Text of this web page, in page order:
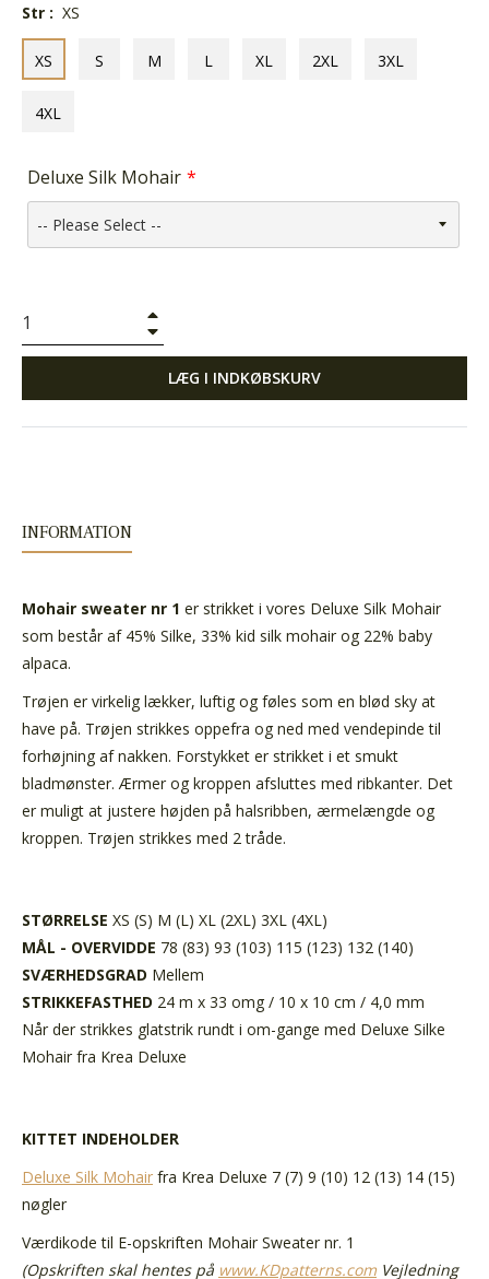
Str : XS
XS S M L XL 2XL 3XL
4XL
Deluxe Silk Mohair
LÆG I INDKØBSKURV
INFORMATION
Mohair sweater nr 1 er strikket i vores Deluxe Silk Mohair
som består af 45% Silke, 33% kid silk mohair og 22% baby
alpaca.
Trøjen er virkelig lækker, luftig og føles som en blød sky at
have på. Trøjen strikkes oppefra og ned med vendepinde til
forhøjning af nakken. Forstykket er strikket i et smukt
bladmønster. Ærmer og kroppen afsluttes med ribkanter. Det
er muligt at justere højden på halsribben, ærmelængde og
kroppen. Trøjen strikkes med 2 tråde.
STØRRELSE XS (S) M (L) XL (2XL) 3XL (4XL)
MÅL - OVERVIDDE 78 (83) 93 (103) 115 (123) 132 (140)
SVÆRHEDSGRAD Mellem
STRIKKEFASTHED 24 m x 33 omg / 10 x 10 cm / 4,0 mm
Når der strikkes glatstrik rundt i om-gange med Deluxe Silke
Mohair fra Krea Deluxe
KITTET INDEHOLDER
Deluxe Silk Mohair fra Krea Deluxe 7 (7) 9 (10) 12 (13) 14 (15)
nøgler
Værdikode til E-opskriften Mohair Sweater nr. 1
(Opskriften skal hentes på www.KDpatterns.com Vejledning